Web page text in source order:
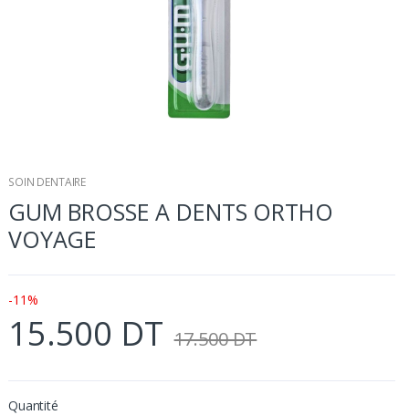
SOIN DENTAIRE
GUM BROSSE A DENTS ORTHO
VOYAGE
-11%
15.500 DT 17.500 DT
Quantité